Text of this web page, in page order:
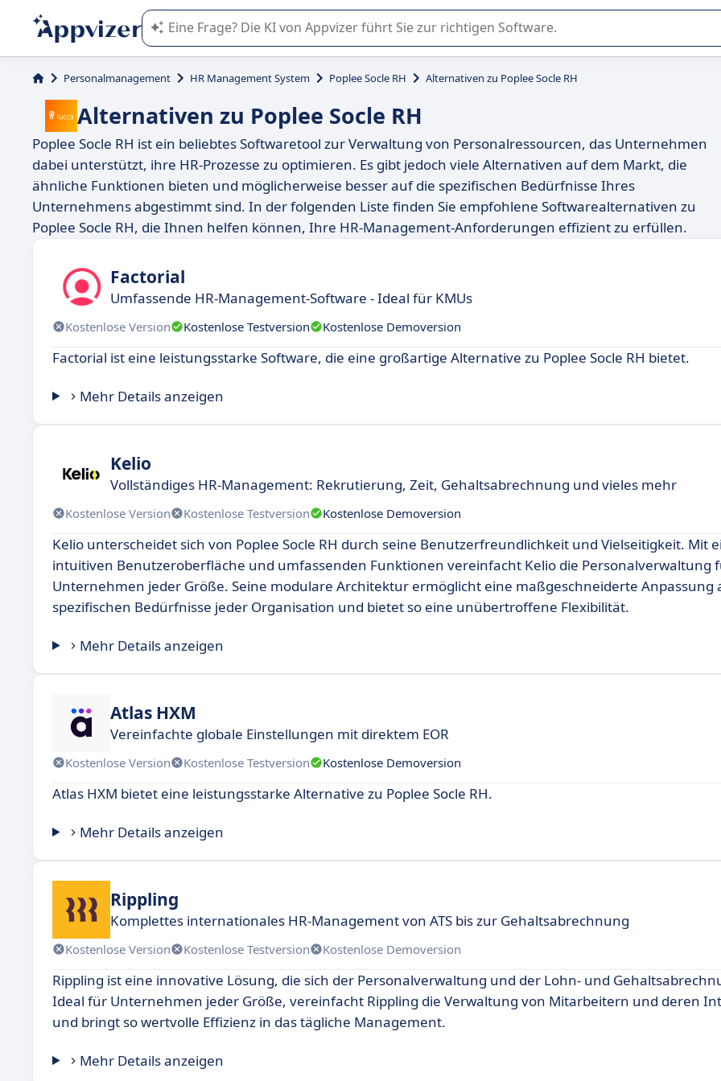
Die KI von Appvizer führt Sie bei der Nutzung oder Auswahl von SaaS-Software in Unternehmen.
Personalmanagement HR Management System Poplee Socle RH Alternativen zu Poplee Socle RH
Alternativen zu Poplee Socle RH
Poplee Socle RH ist ein beliebtes Softwaretool zur Verwaltung von Personalressourcen, das Unternehmen
dabei unterstützt, ihre HR-Prozesse zu optimieren. Es gibt jedoch viele Alternativen auf dem Markt, die
ähnliche Funktionen bieten und möglicherweise besser auf die spezifischen Bedürfnisse Ihres
Unternehmens abgestimmt sind. In der folgenden Liste finden Sie empfohlene Softwarealternativen zu
Poplee Socle RH, die Ihnen helfen können, Ihre HR-Management-Anforderungen effizient zu erfüllen.
Factorial
Umfassende HR-Management-Software - Ideal für KMUs
Kostenlose Version Kostenlose Testversion Kostenlose Demoversion
Factorial ist eine leistungsstarke Software, die eine großartige Alternative zu Poplee Socle RH bietet.
Mehr Details anzeigen
Kelio
Vollständiges HR-Management: Rekrutierung, Zeit, Gehaltsabrechnung und vieles mehr
Kostenlose Version Kostenlose Testversion Kostenlose Demoversion
Kelio unterscheidet sich von Poplee Socle RH durch seine Benutzerfreundlichkeit und Vielseitigkeit. Mit
intuitiven Benutzeroberfläche und umfassenden Funktionen vereinfacht Kelio die Personalverwaltung
Unternehmen jeder Größe. Seine modulare Architektur ermöglicht eine maßgeschneiderte Anpassung
spezifischen Bedürfnisse jeder Organisation und bietet so eine unübertroffene Flexibilität.
Mehr Details anzeigen
Atlas HXM
Vereinfachte globale Einstellungen mit direktem EOR
Kostenlose Version Kostenlose Testversion Kostenlose Demoversion
Atlas HXM bietet eine leistungsstarke Alternative zu Poplee Socle RH.
Mehr Details anzeigen
Rippling
Komplettes internationales HR-Management von ATS bis zur Gehaltsabrechnung
Kostenlose Version Kostenlose Testversion Kostenlose Demoversion
Rippling ist eine innovative Lösung, die sich der Personalverwaltung und der Lohn- und
Ideal für Unternehmen jeder Größe, vereinfacht Rippling die Verwaltung von Mitarbeitern und deren
und bringt so wertvolle Effizienz in das tägliche Management.
Mehr Details anzeigen